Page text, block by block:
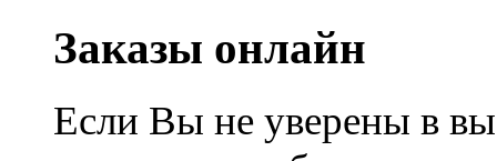
Заказы онлайн
Если Вы не уверены в